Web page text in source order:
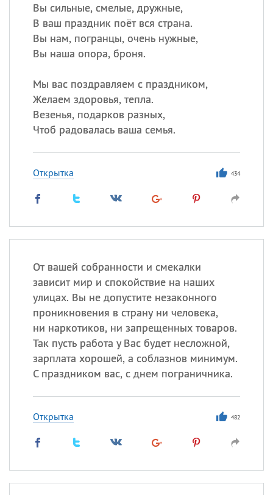
Вы сильные, смелые, дружные,
В ваш праздник поёт вся страна.
Вы нам, погранцы, очень нужные,
Вы наша опора, броня.
Мы вас поздравляем с праздником,
Желаем здоровья, тепла.
Везенья, подарков разных,
Чтоб радовалась ваша семья.
Открытка 434
От вашей собранности и смекалки
зависит мир и спокойствие на наших
улицах. Вы не допустите незаконного
проникновения в страну ни человека,
ни наркотиков, ни запрещенных товаров.
Так пусть работа у Вас будет несложной,
зарплата хорошей, а соблазнов минимум.
С праздником вас, с днем пограничника.
Открытка 482